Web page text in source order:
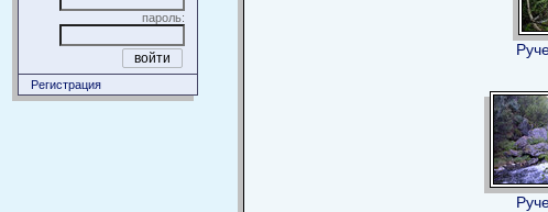
пароль:
Регистрация